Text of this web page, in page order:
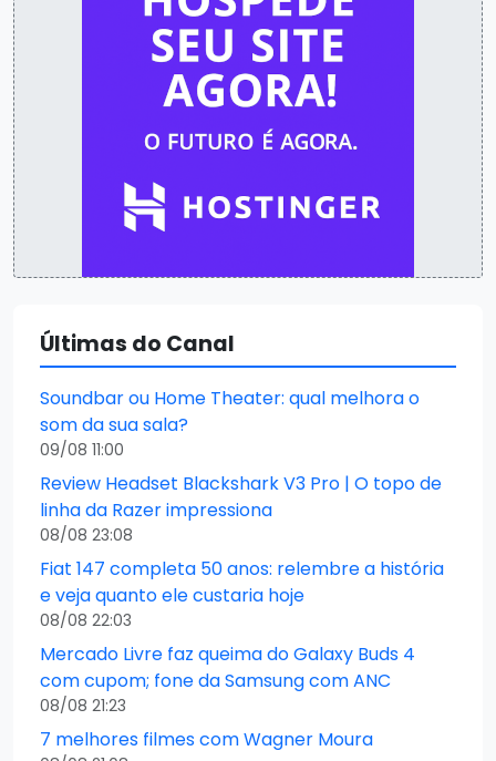
Últimas do Canal
Soundbar ou Home Theater: qual melhora o
som da sua sala?
09/08 11:00
Review Headset Blackshark V3 Pro | O topo de
linha da Razer impressiona
08/08 23:08
Fiat 147 completa 50 anos: relembre a história
e veja quanto ele custaria hoje
08/08 22:03
Mercado Livre faz queima do Galaxy Buds 4
com cupom; fone da Samsung com ANC
08/08 21:23
7 melhores filmes com Wagner Moura